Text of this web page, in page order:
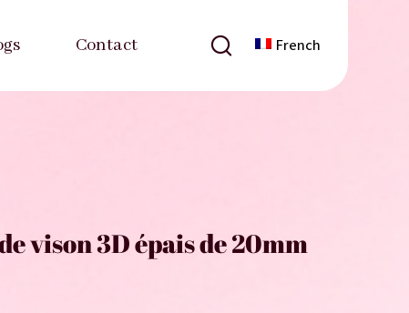
Contact French
vison 3D épais de 20mm